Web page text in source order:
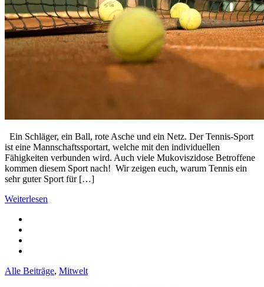
Ein Schläger, ein Ball, rote Asche und ein Netz. Der Tennis-Sport
ist eine Mannschaftssportart, welche mit den individuellen
Fähigkeiten verbunden wird. Auch viele Mukoviszidose Betroffene
kommen diesem Sport nach! Wir zeigen euch, warum Tennis ein
sehr guter Sport für […]
Weiterlesen
Alle Beiträge, Mitwelt